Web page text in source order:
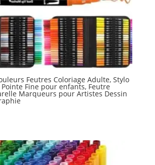
Feutres Coloriage Adulte, Stylo
Fine pour enfants, Feutre
Marqueurs pour Artistes Dessin